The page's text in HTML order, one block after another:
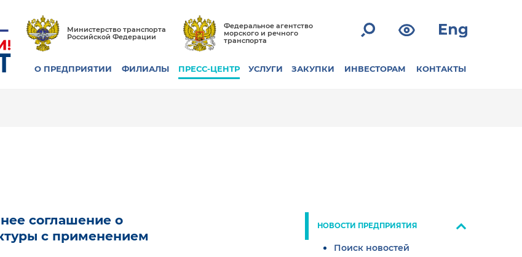
Министерство транспорта
Российской Федерации
Федеральное агентство
морского и речного
транспорта
О ПРЕДПРИЯТИИ ФИЛИАЛЫ ПРЕСС-ЦЕНТР УСЛУГИ ЗАКУПКИ ИНВЕСТОРАМ КОНТАКТЫ
соглашение о
с применением
НОВОСТИ ПРЕДПРИЯТИЯ
Поиск новостей